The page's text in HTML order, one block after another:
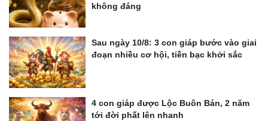
không đáng
Sau ngày 10/8: 3 con giáp bước vào giai
đoạn nhiều cơ hội, tiền bạc khởi sắc
4 con giáp được Lộc Buôn Bán, 2 năm
tới đời phất lên nhanh